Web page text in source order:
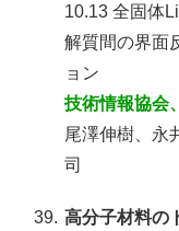
10.13 全固体
解質間の界面
ョン
技術情報協会
尾澤伸樹、永
司
39. 高分子材料の